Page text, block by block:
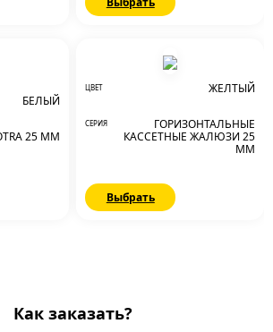
БЕЛЫЙ
25 ММ
ЦВЕТ ЖЕЛТЫЙ
СЕРИЯ
ГОРИЗОНТАЛЬНЫЕ
КАССЕТНЫЕ ЖАЛЮЗИ 25
ММ
Выбрать
Как заказать?